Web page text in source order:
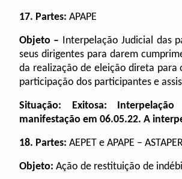
17. Partes: APAPE
Objeto –
Interpelação Judicial das
seus dirigentes para darem
da realização de eleição direta para
participação dos participantes e
Situação: Exitosa:
manifestação em 06.05.22. A
18. Partes: AEPET e APAPE –
Objeto: Ação de restituição de